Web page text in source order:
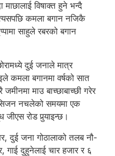
माछालाई विषाक्त हुने भन्दै
कमला बगान नजिकै
साहुले रबरको बगान
दुई जनाले मात्र
कमला बगानमा वर्षको सात
जमीनमा माउ बाच्छाबाच्छी गरेर
नचलेको समयमा एक
रोड पुर्‍याइन्छ।
दुई जना गोठालाको तलब नौ-
दुहुनेलाई चार हजार र ६